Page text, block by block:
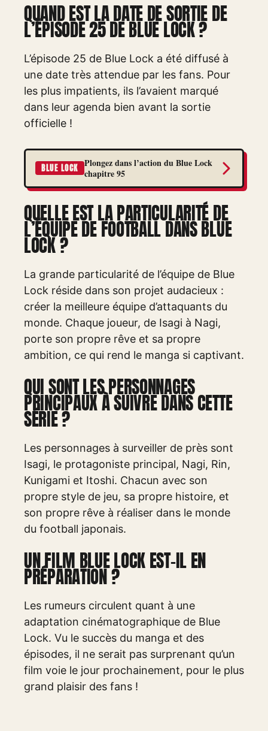
QUAND EST LA DATE DE SORTIE DE
L’ÉPISODE 25 DE BLUE LOCK ?
L’épisode 25 de Blue Lock a été diffusé à
une date très attendue par les fans. Pour
les plus impatients, ils l’avaient marqué
dans leur agenda bien avant la sortie
officielle !
BLUE LOCK Plongez dans l’action du Blue Lock
chapitre 95
QUELLE EST LA PARTICULARITÉ DE
L’ÉQUIPE DE FOOTBALL DANS BLUE
LOCK ?
La grande particularité de l’équipe de Blue
Lock réside dans son projet audacieux :
créer la meilleure équipe d’attaquants du
monde. Chaque joueur, de Isagi à Nagi,
porte son propre rêve et sa propre
ambition, ce qui rend le manga si captivant.
QUI SONT LES PERSONNAGES
PRINCIPAUX À SUIVRE DANS CETTE
SÉRIE ?
Les personnages à surveiller de près sont
Isagi, le protagoniste principal, Nagi, Rin,
Kunigami et Itoshi. Chacun avec son
propre style de jeu, sa propre histoire, et
son propre rêve à réaliser dans le monde
du football japonais.
UN FILM BLUE LOCK EST-IL EN
PRÉPARATION ?
Les rumeurs circulent quant à une
adaptation cinématographique de Blue
Lock. Vu le succès du manga et des
épisodes, il ne serait pas surprenant qu’un
film voie le jour prochainement, pour le plus
grand plaisir des fans !